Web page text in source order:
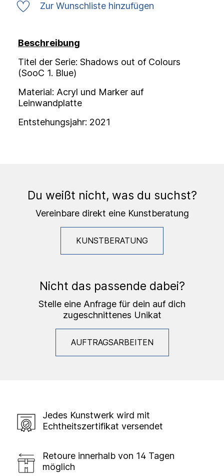
Zur Wunschliste hinzufügen
Beschreibung
Titel der Serie: Shadows out of Colours
(SooC 1. Blue)
Material: Acryl und Marker auf
Leinwandplatte
Entstehungsjahr: 2021
Du weißt nicht, was du suchst?
Vereinbare direkt eine Kunstberatung
KUNSTBERATUNG
Nicht das passende dabei?
Stelle eine Anfrage für dein auf dich
zugeschnittenes Unikat
AUFTRAGSARBEITEN
Jedes Kunstwerk wird mit
Echtheitszertifikat versendet
Retoure innerhalb von 14 Tagen
möglich